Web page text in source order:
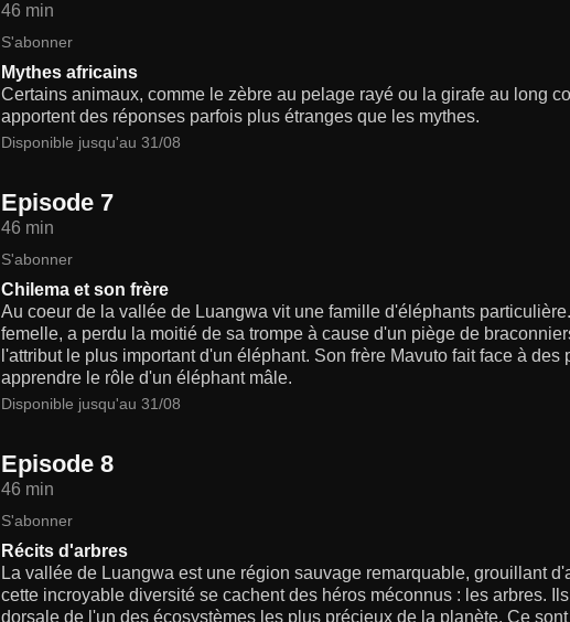
46 min
S'abonner
Mythes africains
Certains animaux, comme le zèbre au pelage rayé ou la girafe au long
apportent des réponses parfois plus étranges que les mythes.
Disponible jusqu'au 31/08
Episode 7
46 min
S'abonner
Chilema et son frère
Au coeur de la vallée de Luangwa vit une famille d'éléphants
femelle, a perdu la moitié de sa trompe à cause d'un piège de
l'attribut le plus important d'un éléphant. Son frère Mavuto fait face à des
apprendre le rôle d'un éléphant mâle.
Disponible jusqu'au 31/08
Episode 8
46 min
S'abonner
Récits d'arbres
La vallée de Luangwa est une région sauvage remarquable, grouillant
cette incroyable diversité se cachent des héros méconnus : les arbres.
dorsale de l'un des écosystèmes les plus précieux de la planète. Ce